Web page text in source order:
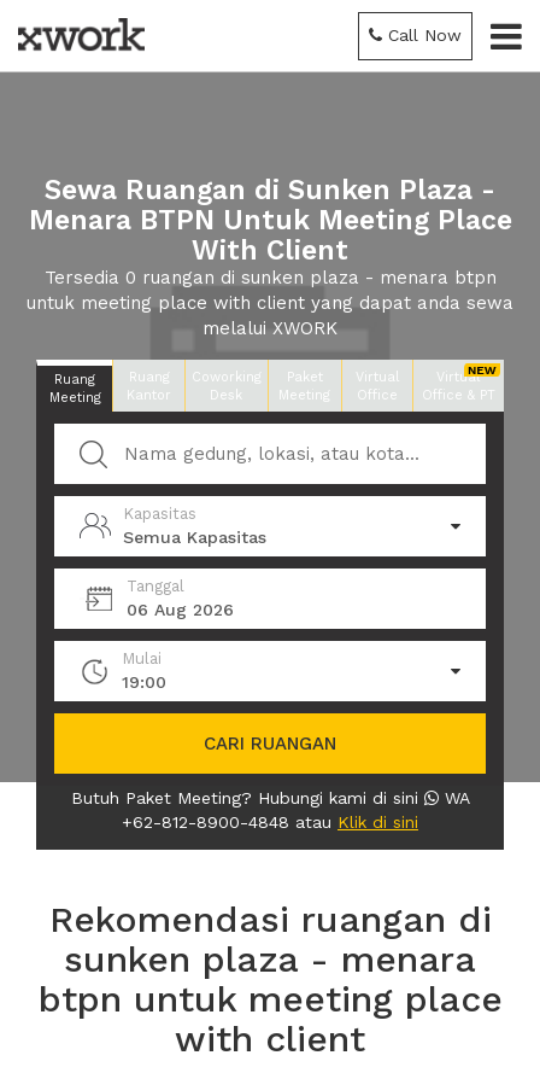
Call Now
Sewa Ruangan di Sunken Plaza -
Menara BTPN Untuk Meeting Place
With Client
Tersedia 0 ruangan di sunken plaza - menara btpn
untuk meeting place with client yang dapat anda sewa
melalui XWORK
Ruang
Meeting
Ruang
Kantor
Coworking
Desk
Paket
Meeting
Virtual
Office
Virtual
Office & PT
Kapasitas
Semua Kapasitas
Tanggal
06 Aug 2026
Mulai
19:00
CARI RUANGAN
Butuh Paket Meeting? Hubungi kami di sini
WA
+62-812-8900-4848 atau Klik di sini
Rekomendasi ruangan di
sunken plaza - menara
btpn untuk meeting place
with client